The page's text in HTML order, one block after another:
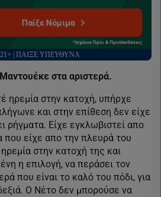
Παίξε Νόμιμα
*Ισχύουν Όροι & Προϋποθέσεις
| ΠΑΙΞΕ ΥΠΕΥΘΥΝΑ
στα αριστερά.
ηρεμία στην κατοχή, υπήρχε
και στην επίθεση δεν είχε
ρήγματα. Είχε εγκλωβιστεί απο
που είχε απο την πλευρά του
στην κατοχή της και
η επιλογή, να περάσει τον
που είναι το καλό του πόδι, για
Ο Νέτο δεν μπορούσε να